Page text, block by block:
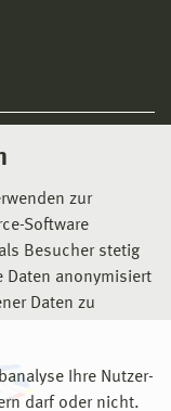
zur
Software
Besucher stetig
Daten anonymisiert
Daten zu
Ihre Nutzer-
darf oder nicht.